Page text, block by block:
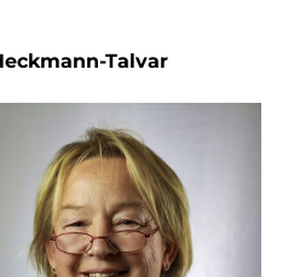
Talvar